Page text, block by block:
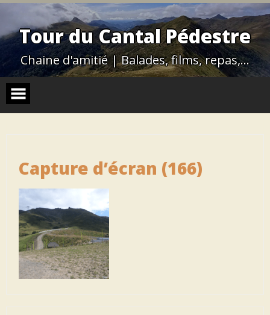
Skip
contentTour du Cantal Pédestre
Chaine d'amitié | Balades, films, repas,…
Capture d’écran (166)